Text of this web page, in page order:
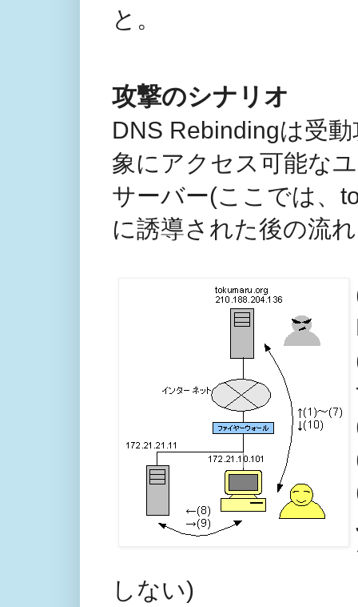
と。
攻撃のシナリオ
DNS Rebindingは受
象にアクセス可能な
サーバー(ここでは、
に誘導された後の流
しない)